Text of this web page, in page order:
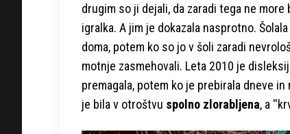
drugim so ji dejali, da zaradi tega ne more
igralka. A jim je dokazala nasprotno.
doma, potem ko so jo v šoli zaradi
motnje zasmehovali. Leta 2010 je
premagala, potem ko je prebirala dneve in
je bila v otroštvu spolno zlorabljena, a